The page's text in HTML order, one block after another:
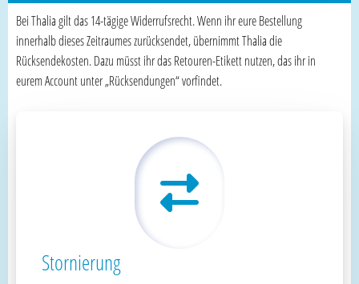
Bei Thalia gilt das 14-tägige Widerrufsrecht. Wenn ihr eure Bestellung
innerhalb dieses Zeitraumes zurücksendet, übernimmt Thalia die
Rücksendekosten. Dazu müsst ihr das Retouren-Etikett nutzen, das ihr in
eurem Account unter „Rücksendungen“ vorfindet.
Stornierung